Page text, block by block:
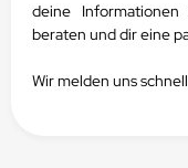
deine
beraten und dir eine
Wir melden uns